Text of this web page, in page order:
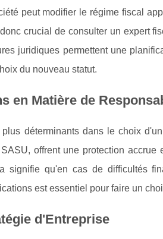
peut modifier le régime fiscal
crucial de consulter un expert
juridiques permettent une
du nouveau statut.
en Matière de
plus déterminants dans le choix
offrent une protection
signifie qu'en cas de difficultés
est essentiel pour faire un
d'Entreprise